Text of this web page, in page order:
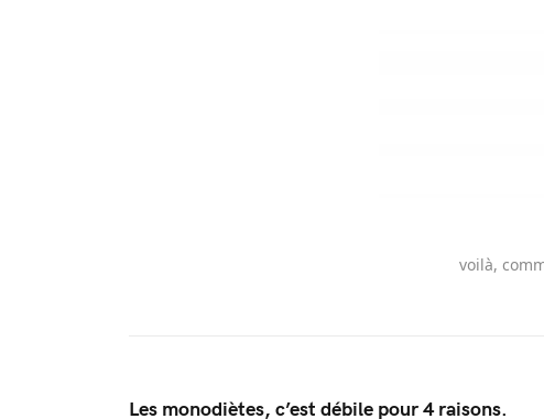
voilà,
Les monodiètes, c’est débile pour 4 raisons.